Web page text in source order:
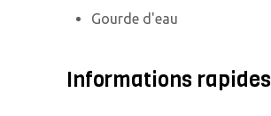
Gourde d'eau
Informations rapides